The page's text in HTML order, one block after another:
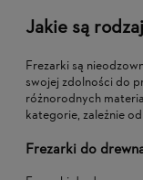
Jakie są
Frezarki są
swojej zdolności do
różnorodnych
kategorie, zależnie
Frezarki do